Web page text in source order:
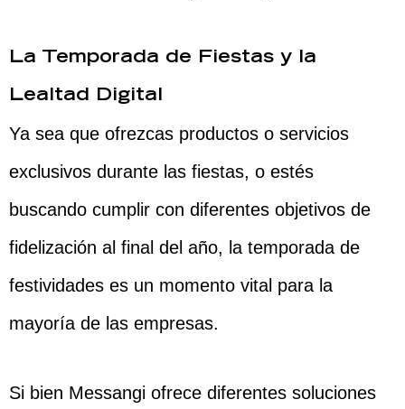
La Temporada de Fiestas y la
Lealtad Digital
Ya sea que ofrezcas productos o servicios
exclusivos durante las fiestas, o estés
buscando cumplir con diferentes objetivos de
fidelización al final del año, la temporada de
festividades es un momento vital para la
mayoría de las empresas.
Si bien Messangi ofrece diferentes soluciones